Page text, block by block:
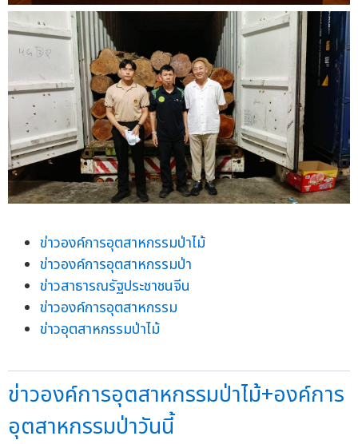
ข่าวองค์การอุตสาหกรรมป่าไม้
ข่าวองค์การอุตสาหกรรมป่า
ข่าวสาธารณรัฐประชาชนจีน
ข่าวองค์การอุตสาหกรรม
ข่าวอุตสาหกรรมป่าไม้
ข่าวองค์การอุตสาหกรรมป่าไม้+องค์การ
อุตสาหกรรมป่าวันนี้